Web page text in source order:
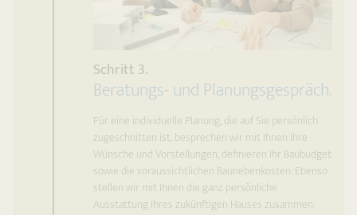
Schritt 3.
Beratungs- und Planungsgespräch.
Für eine individuelle Planung, die auf Sie persönlich
zugeschnitten ist, besprechen wir mit Ihnen Ihre
Wünsche und Vorstellungen, definieren Ihr Baubudget
sowie die voraussichtlichen Baunebenkosten. Ebenso
stellen wir mit Ihnen die ganz persönliche
Ausstattung Ihres zukünftigen Hauses zusammen.